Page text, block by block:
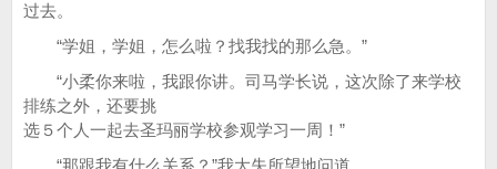
过去。
“学姐，学姐，怎么啦？找我找的那么急。”
“小柔你来啦，我跟你讲。司马学长说，这次除了来学校
排练之外，还要挑
选５个人一起去圣玛丽学校参观学习一周！”
“那跟我有什么关系？”我大失所望地问道。